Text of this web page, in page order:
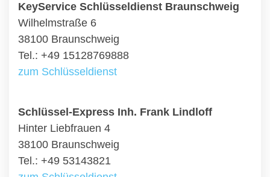
KeyService Schlüsseldienst Braunschweig
Wilhelmstraße 6
38100 Braunschweig
Tel.: +49 15128769888
zum Schlüsseldienst
Schlüssel-Express Inh. Frank Lindloff
Hinter Liebfrauen 4
38100 Braunschweig
Tel.: +49 53143821